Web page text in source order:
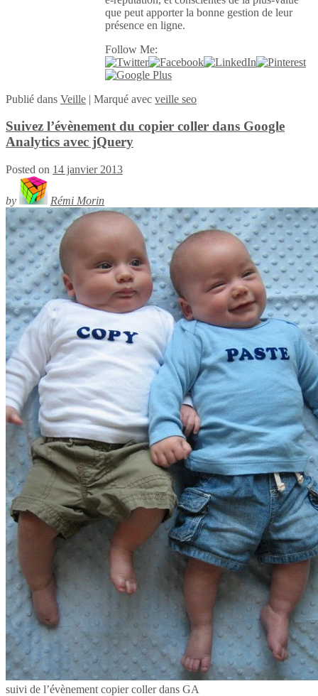
que peut apporter la bonne gestion de leur
présence en ligne.
Follow Me:
Publié dans Veille | Marqué avec veille seo
Suivez l’évènement du copier coller dans Google
Analytics avec jQuery
Posted on 14 janvier 2013
by Rémi Morin
suivi de l’évènement copier coller dans GA